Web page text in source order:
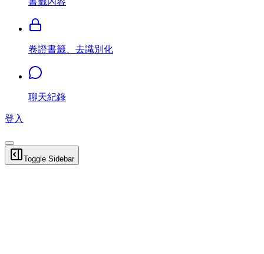
卷證書籤、去識別化
聊天紀錄
登入
Toggle Sidebar